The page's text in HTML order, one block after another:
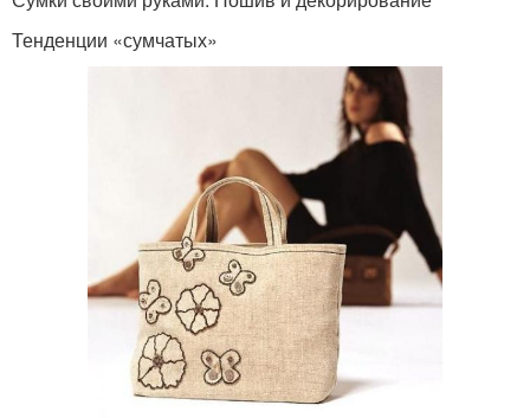
Тенденции «сумчатых»